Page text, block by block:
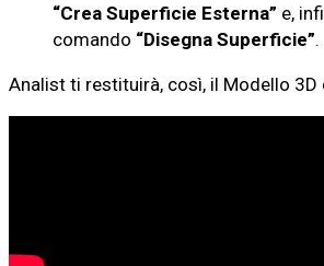
“Crea Superficie Esterna” e,
comando “Disegna Superficie”.
Analist ti restituirà, così, il Modello 3D